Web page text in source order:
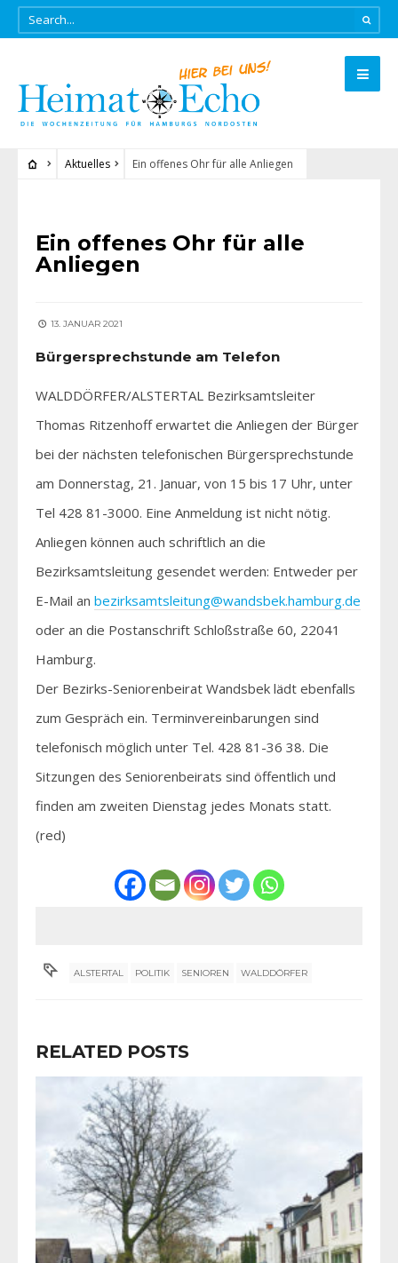
Aktuelles Ein offenes Ohr für alle Anliegen
Ein offenes Ohr für alle
Anliegen
13. JANUAR 2021
Bürgersprechstunde am Telefon
WALDDÖRFER/ALSTERTAL Bezirksamtsleiter
Thomas Ritzenhoff erwartet die Anliegen der Bürger
bei der nächsten telefonischen Bürgersprechstunde
am Donnerstag, 21. Januar, von 15 bis 17 Uhr, unter
Tel 428 81-3000. Eine Anmeldung ist nicht nötig.
Anliegen können auch schriftlich an die
Bezirksamtsleitung gesendet werden: Entweder per
E-Mail an bezirksamtsleitung@wandsbek.hamburg.de
oder an die Postanschrift Schloßstraße 60, 22041
Hamburg.
Der Bezirks-Seniorenbeirat Wandsbek lädt ebenfalls
zum Gespräch ein. Terminvereinbarungen sind
telefonisch möglich unter Tel. 428 81-36 38. Die
Sitzungen des Seniorenbeirats sind öffentlich und
finden am zweiten Dienstag jedes Monats statt.
(red)
ALSTERTAL POLITIK SENIOREN WALDDÖRFER
RELATED POSTS